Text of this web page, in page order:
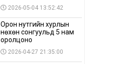
2026-05-04 13:52:42
Орон нутгийн хурлын
нөхөн сонгуульд 5 нам
оролцоно
2026-04-27 21:35:00